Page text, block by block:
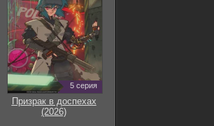
5 серия
Призрак в доспехах
(2026)